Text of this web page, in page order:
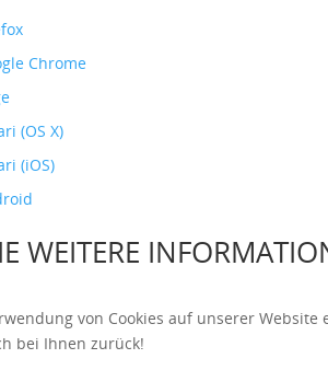
Chrome
(OS X)
(iOS)
WEITERE
von Cookies auf unserer
bei Ihnen zurück!